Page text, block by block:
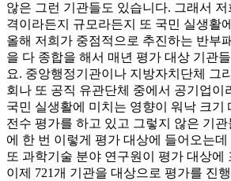
않은 그런 기관들도 있습니다. 그래서
격이라든지 규모라든지 또 국민 실생활
올해 저희가 중점적으로 추진하는 반부
을 다 종합을 해서 매년 평가 대상 기관
요. 중앙행정기관이나 지방자치단체 그
회나 또 공직 유관단체 중에서 공기업이
국민 실생활에 미치는 영향이 워낙 크기
전수 평가를 하고 있고 그렇지 않은 기관
에 한 번 이렇게 평가 대상에 들어오는
또 과학기술 분야 연구원이 평가 대상에
이제 721개 기관을 대상으로 평가를 진